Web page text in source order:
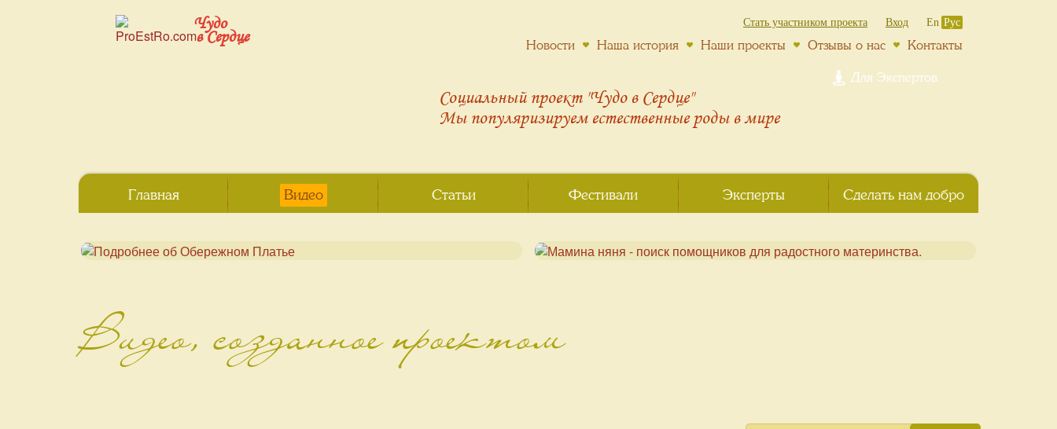
Чудо
в Сердце
Социальный проект "Чудо в Сердце"
Мы популяризируем естественные роды в мире
Видео, созданное проектом
Стать участником проекта Вход En Рус
Новости Наша история Наши проекты Отзывы о нас Контакты
Главная Видео Статьи Фестивали Эксперты Сделать нам добро
Для Экспертов